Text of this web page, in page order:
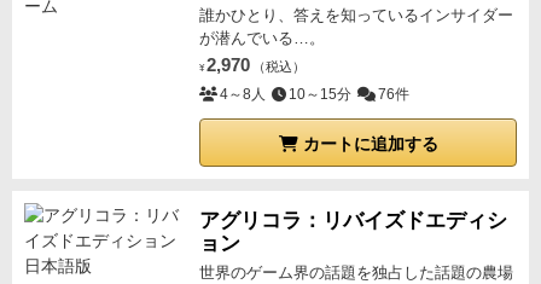
誰かひとり、答えを知っているインサイダー
が潜んでいる…。
¥ 2,970 （税込）
4～8人 10～15分 76件
カートに追加する
アグリコラ：リバイズドエディシ
ョン
世界のゲーム界の話題を独占した話題の農場